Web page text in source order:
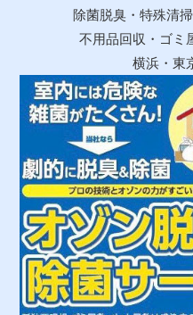
除菌脱臭・特殊清
不用品回収・ゴミ
横浜・東